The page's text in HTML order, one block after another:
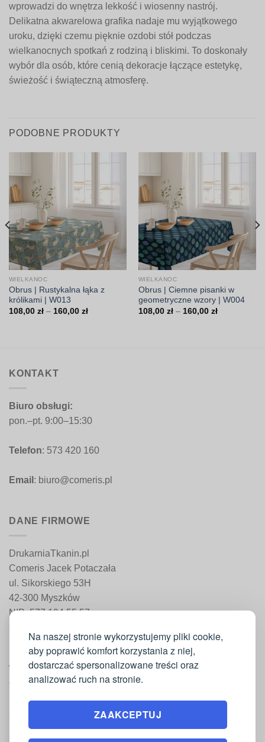
Na naszej stronie wykorzystujemy pliki cookie,
aby poprawić komfort korzystania z niej,
dostarczać spersonalizowane treści oraz
analizować ruch na stronie.
ZAAKCEPTUJ
wprowadzi do wnętrza lekkość i wiosenny nastrój.
Delikatna akwarelowa grafika nadaje mu wyjątkowego
uroku, dzięki czemu pięknie ozdobi stół podczas
wielkanocnych spotkań z rodziną i bliskimi. To doskonały
wybór dla osób, które cenią dekoracje łączące estetykę,
świeżość i świąteczną atmosferę.
PODOBNE PRODUKTY
WIELKANOC
Obrus | Rustykalna łąka z
królikami | W013
108,00 zł – 160,00 złZakres
WIELKANOC
Obrus | Ciemne pisanki w
geometryczne wzory | W004
108,00 zł – 160,00 złZakres
KONTAKT
Biuro obsługi:
pon.–pt. 9:00–15:30
Telefon: 573 420 160
Email : biuro@comeris.pl
DANE FIRMOWE
DrukarniaTkanin.pl
Comeris Jacek Potaczała
ul. Sikorskiego 53H
42-300 Myszków
NIP: 577 194 55 57
WAŻNE INFORMACJE
Moje konto
Regulamin